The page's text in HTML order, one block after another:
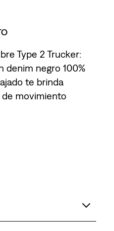
Type 2 Trucker:
denim negro 100%
te brinda
movimiento